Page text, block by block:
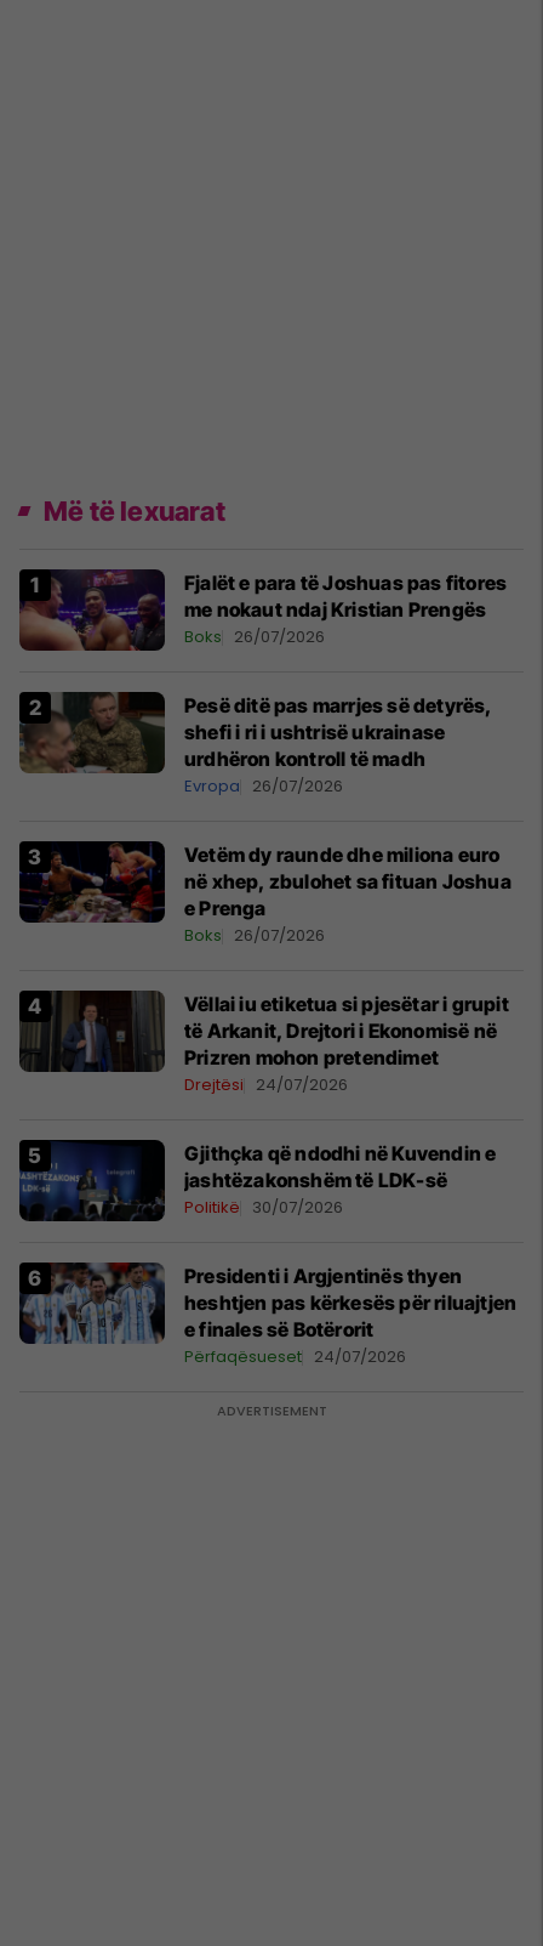
Më të lexuarat
Fjalët e para të Joshuas pas fitores
me nokaut ndaj Kristian Prengës
Boks 26/07/2026
Pesë ditë pas marrjes së detyrës,
shefi i ri i ushtrisë ukrainase
urdhëron kontroll të madh
Evropa 26/07/2026
Vetëm dy raunde dhe miliona euro
në xhep, zbulohet sa fituan Joshua
e Prenga
Boks 26/07/2026
Vëllai iu etiketua si pjesëtar i grupit
të Arkanit, Drejtori i Ekonomisë në
Prizren mohon pretendimet
Drejtësi 24/07/2026
Gjithçka që ndodhi në Kuvendin e
jashtëzakonshëm të LDK-së
Politikë 30/07/2026
Presidenti i Argjentinës thyen
heshtjen pas kërkesës për riluajtjen
e finales së Botërorit
Përfaqësueset 24/07/2026